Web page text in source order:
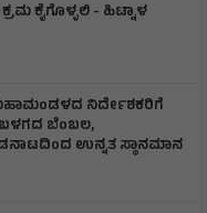
ಕೈಗೊಳ್ಳಲಿ - ಹಿಟ್ನಾಳ
ನಿರ್ದೇಶಕರಿಗೆ
ಬೆಂಬಲ,
ಉನ್ನತ ಸ್ಥಾನಮಾನ